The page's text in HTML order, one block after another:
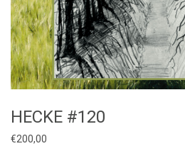
HECKE #120
€200,00